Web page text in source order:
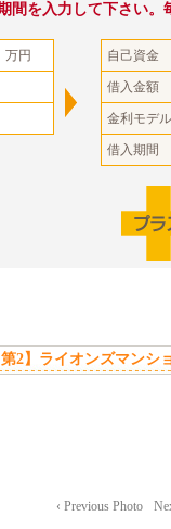
間を入力して下さい
万円 自己資金
借入金額
金利モデル
借入期間
第2】ライオンズマン
‹ Previous Photo